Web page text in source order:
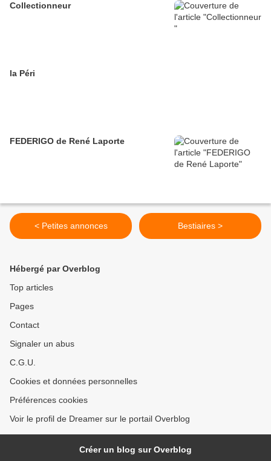
Collectionneur
la Péri
FEDERIGO de René Laporte
< Petites annonces Bestiaires >
Hébergé par Overblog
Top articles
Pages
Contact
Signaler un abus
C.G.U.
Cookies et données personnelles
Préférences cookies
Voir le profil de Dreamer sur le portail Overblog
Créer un blog sur Overblog